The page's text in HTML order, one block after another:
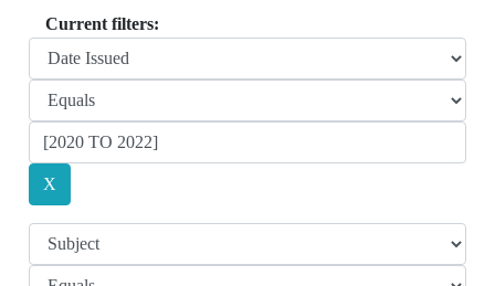
Current filters: